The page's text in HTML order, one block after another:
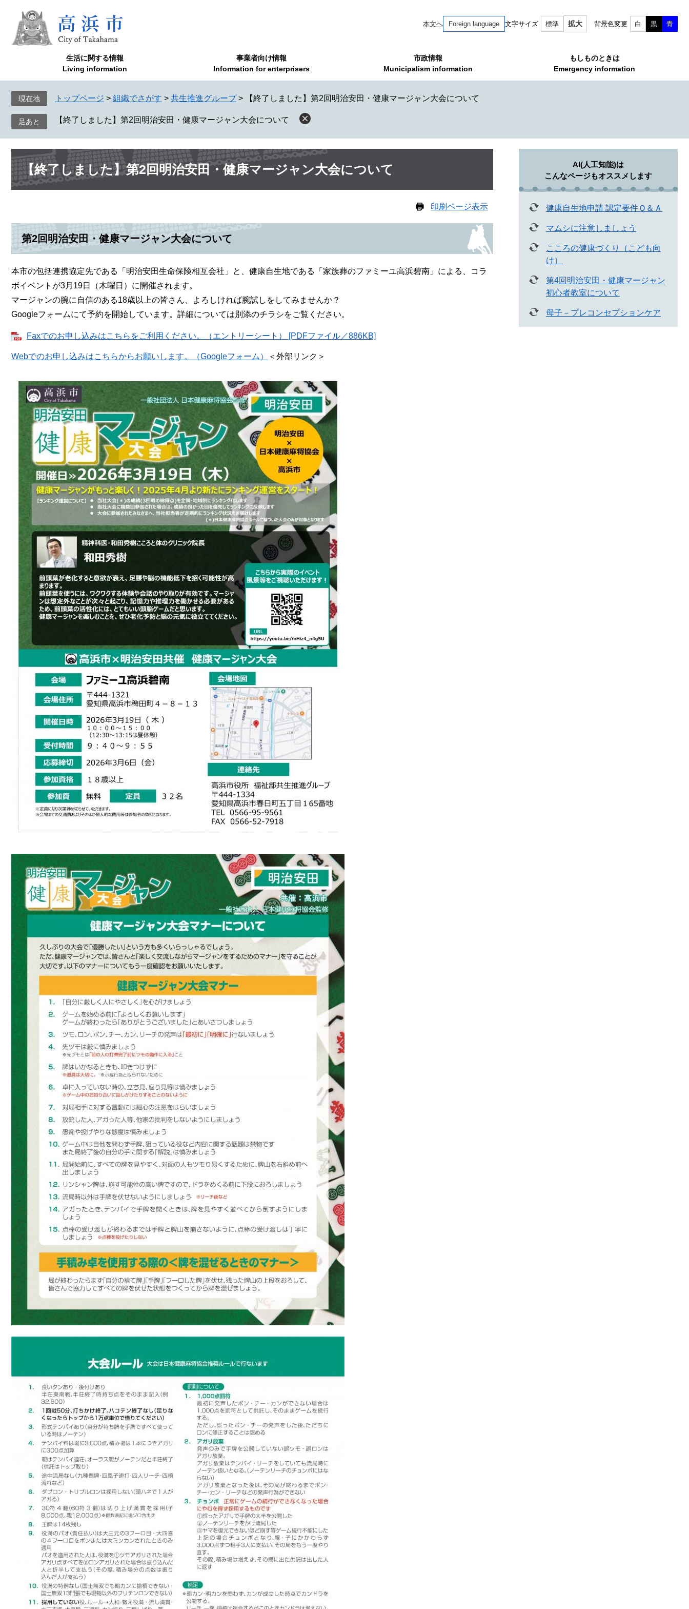
で
ば
へ
本文へ Foreign language 文字サイズ 標準 拡大 背景色変更 白 黒 青
生活に関する情報
Living information
事業者向け情報
Information for enterprisers
市政情報
Municipalism information
もしものときは
Emergency information
現在地 トップページ > 組織でさがす > 共生推進グループ > 【終了しました】第2回明治安田・健康マージャン大会について
【終了しました】第2回明治安田・健康マージャン大会について
本
文 【終了しました】第2回明治安田・健康マージャン大会について
印刷ページ表示
第2回明治安田・健康マージャン大会について
本市の包括連携協定先である「明治安田生命保険相互会社」と、健康自生地である「家族葬のファミーユ高浜碧南」による、コラ
ボイベントが3月19日（木曜日）に開催されます。
マージャンの腕に自信のある18歳以上の皆さん、よろしければ腕試しをしてみませんか？
Googleフォームにて予約を開始しています。詳細については別添のチラシをご覧ください。
Faxでのお申し込みはこちらをご利用ください。（エントリーシート） [PDFファイル／886KB]
Webでのお申し込みはこちらからお願いします。（Googleフォーム） ＜外部リンク＞
AI(人工知能)は
こんなページもオススメします
健康自生地申請 認定要件Ｑ＆Ａ
マムシに注意しましょう
こころの健康づくり（こども向
け）
第4回明治安田・健康マージャン
初心者教室について
母子－プレコンセプションケア